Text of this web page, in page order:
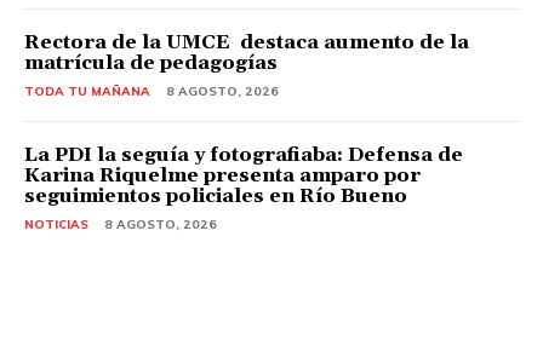
Rectora de la UMCE destaca aumento de la
matrícula de pedagogías
TODA TU MAÑANA 8 AGOSTO, 2026
La PDI la seguía y fotografiaba: Defensa de
Karina Riquelme presenta amparo por
seguimientos policiales en Río Bueno
NOTICIAS 8 AGOSTO, 2026